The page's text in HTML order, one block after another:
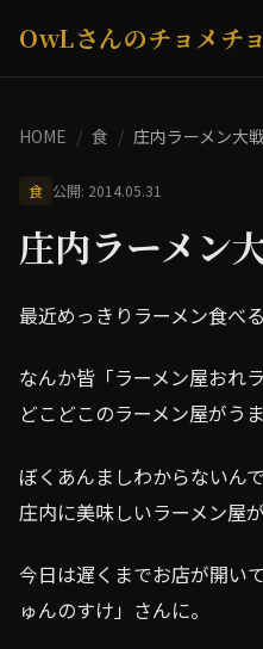
OwLさんのチョメチ
HOME / 食 / 庄内ラーメン大戦
食 公開: 2014.05.31
庄内ラーメン
最近めっきりラーメン食べ
なんか皆「ラーメン屋おれ
どこどこのラーメン屋がう
ぼくあんましわからないんで
庄内に美味しいラーメン屋
今日は遅くまでお店が開い
ゅんのすけ」さんに。